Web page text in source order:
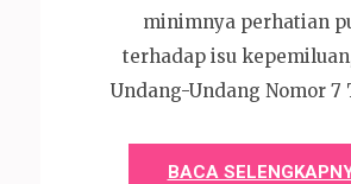
minimnya perhatian
terhadap isu
Undang-Undang Nomor 7
BACA